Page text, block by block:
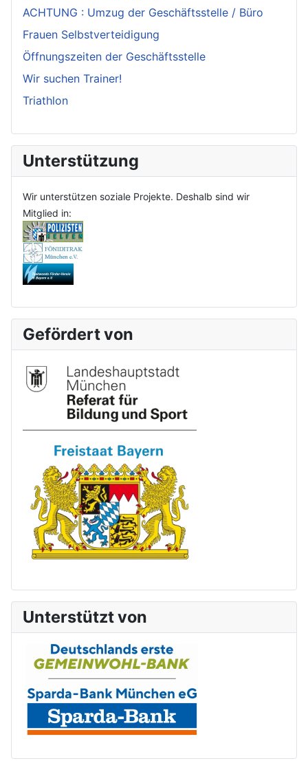
ACHTUNG : Umzug der Geschäftsstelle / Büro
Frauen Selbstverteidigung
Öffnungszeiten der Geschäftsstelle
Wir suchen Trainer!
Triathlon
Unterstützung
Wir unterstützen soziale Projekte. Deshalb sind wir
Mitglied in:
Gefördert von
Unterstützt von